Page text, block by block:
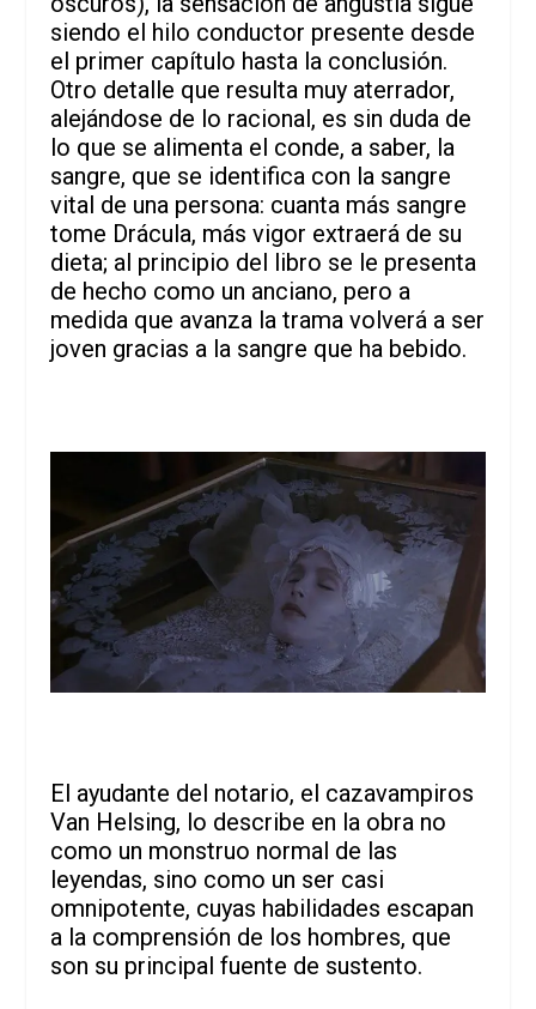
siendo el hilo conductor presente desde
el primer capítulo hasta la conclusión.
Otro detalle que resulta muy aterrador,
alejándose de lo racional, es sin duda de
lo que se alimenta el conde, a saber, la
sangre, que se identifica con la sangre
vital de una persona: cuanta más sangre
tome Drácula, más vigor extraerá de su
dieta; al principio del libro se le presenta
de hecho como un anciano, pero a
medida que avanza la trama volverá a ser
joven gracias a la sangre que ha bebido.
El ayudante del notario, el cazavampiros
Van Helsing, lo describe en la obra no
como un monstruo normal de las
leyendas, sino como un ser casi
omnipotente, cuyas habilidades escapan
a la comprensión de los hombres, que
son su principal fuente de sustento.